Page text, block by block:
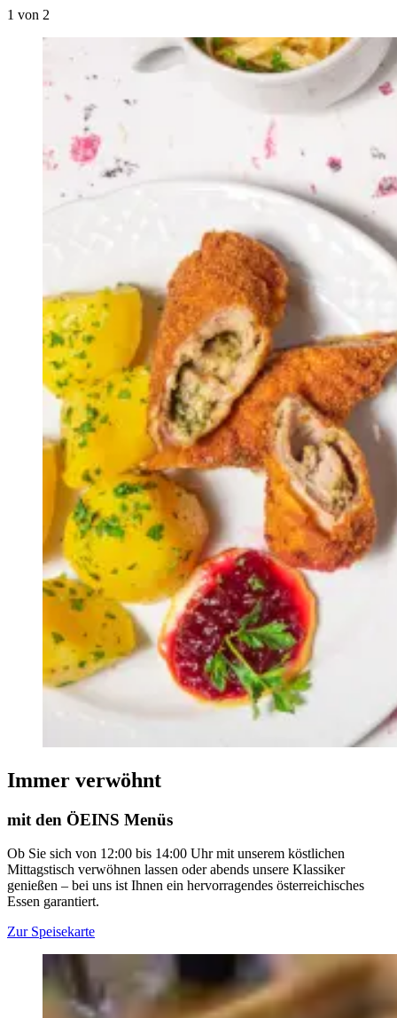
1 von 2
Immer verwöhnt
mit den ÖEINS Menüs
Ob Sie sich von 12:00 bis 14:00 Uhr mit unserem köstlichen
Mittagstisch verwöhnen lassen oder abends unsere Klassiker
genießen – bei uns ist Ihnen ein hervorragendes österreichisches
Essen garantiert.
Zur Speisekarte